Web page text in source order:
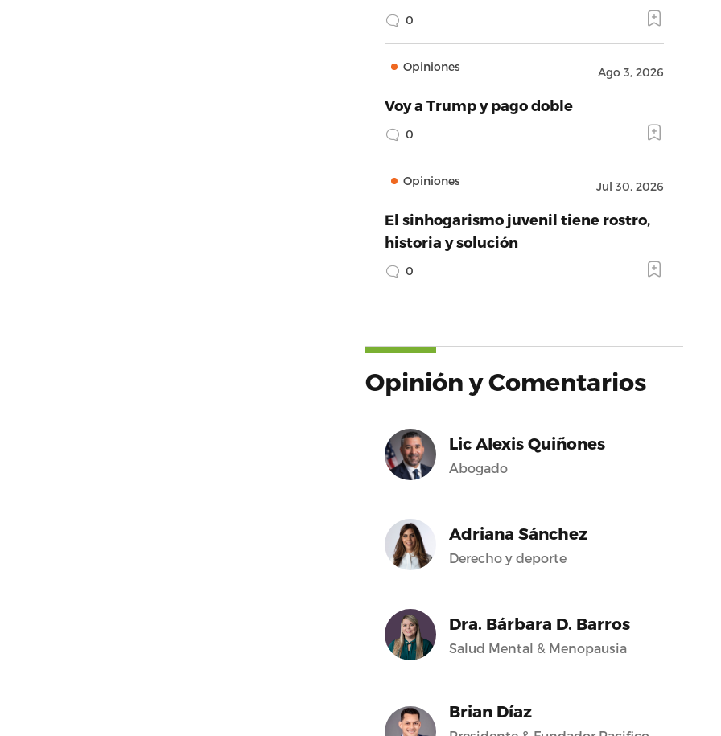
0
Opiniones Ago 3, 2026
Voy a Trump y pago doble
0
Opiniones Jul 30, 2026
El sinhogarismo juvenil tiene rostro,
historia y solución
0
Opinión y Comentarios
Lic Alexis Quiñones
Abogado
Adriana Sánchez
Derecho y deporte
Dra. Bárbara D. Barros
Salud Mental & Menopausia
Brian Díaz